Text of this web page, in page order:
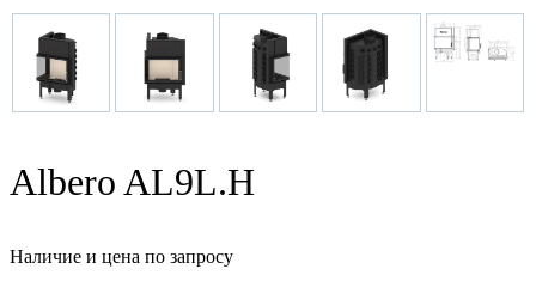
Albero AL9L.H
Наличие и цена по запросу